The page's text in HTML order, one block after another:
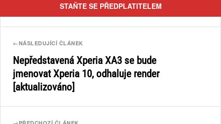
STAŇTE SE PŘEDPLATITELEM
←NÁSLEDUJÍCÍ ČLÁNEK
Nepředstavená Xperia XA3 se bude
jmenovat Xperia 10, odhaluje render
[aktualizováno]